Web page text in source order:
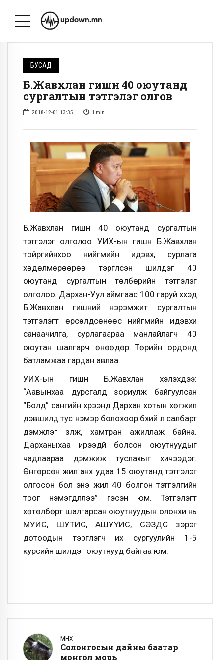
БУСАД
Б.Жавхлан гишүүн 40 оюутанд
сургалтын тэтгэлэг олгов
2018-12-01 13:35 1 min
Б.Жавхлан гишүүн 40 оюутанд сургалтын
тэтгэлэг олголоо УИХ-ын гишүүн Б.Жавхлан
тойргийнхоо нийгмийн идэвх, сурлага
хөдөлмөрөөрөө тэргүүлсэн шилдэг 40
оюутанд сургалтын төлбөрийн тэтгэлэг
олголоо. Дархан-Уул аймгаас 100 гаруй хүүхэд
Б.Жавхлан гишүүний нэрэмжит сургалтын
тэтгэлэгт өрсөлдсөнөөс нийгмийн идэвхи
санаачилга, сурлагаараа манлайлагч 40
оюутан шалгарч өнөөдөр Төрийн ордонд
батламжаа гардан авлаа.
УИХ-ын гишүүн Б.Жавхлан хэлэхдээ:
“Аавынхаа дурсгалд зориулж байгуулсан
“Болд” сангийн хүрээнд Дархан хотын хөгжил
дэвшилд тус нэмэр болохоор бүхий л салбарт
дэмжлэг үзүүлж, хамтран ажиллаж байна.
Дарханыхаа ирээдүй болсон оюутнуудыг
чадлаараа дэмжиж туслахыг хичээдэг.
Өнгөрсөн жил анх удаа 15 оюутанд тэтгэлэг
олгосон бол энэ жил 40 болгон тэтгэлгийн
тоог нэмэгдүүллээ” гэсэн юм. Тэтгэлэгт
хөтөлбөрт шалгарсан оюутнуудын олонхи нь
МУИС, ШУТИС, АШУҮИС, СЭЗДС зэрэг
дотоодын тэргүүлэгч их сургуулийн 1-5
курсийн шилдэг оюутнууд байгаа юм.
ӨМНӨХ
Солонгосын дайны баатар
монгол морь